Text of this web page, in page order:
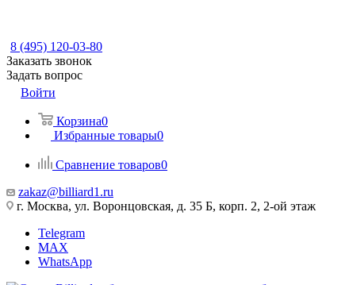
8 (495) 120-03-80
Заказать звонок
Задать вопрос
Войти
Корзина0
Избранные товары0
Сравнение товаров0
zakaz@billiard1.ru
г. Москва, ул. Воронцовская, д. 35 Б, корп. 2, 2-ой этаж
Telegram
MAX
WhatsApp